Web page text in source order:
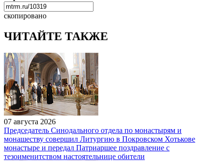
скопировано
ЧИТАЙТЕ ТАКЖЕ
07 августа 2026
Председатель Синодального отдела по монастырям и
монашеству совершил Литургию в Покровском Хотькове
монастыре и передал Патриаршее поздравление с
тезоименитством настоятельнице обители